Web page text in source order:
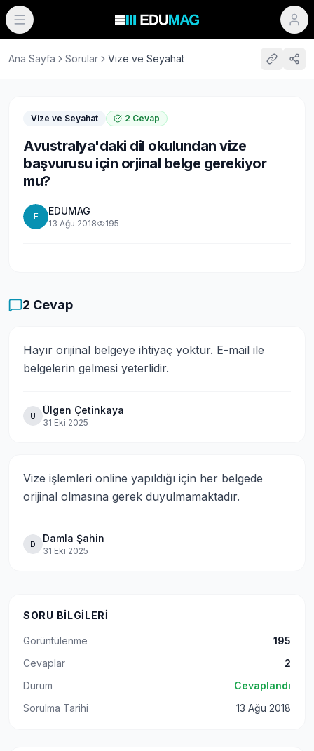
Ana Sayfa Sorular Vize ve Seyahat
Vize ve Seyahat 2 Cevap
Avustralya'daki dil okulundan vize
başvurusu için orjinal belge gerekiyor
mu?
E EDUMAG
13 Ağu 2018 195
2 Cevap
Hayır orijinal belgeye ihtiyaç yoktur. E-mail ile
belgelerin gelmesi yeterlidir.
Ü Ülgen Çetinkaya
31 Eki 2025
Vize işlemleri online yapıldığı için her belgede
orijinal olmasına gerek duyulmamaktadır.
D Damla Şahin
31 Eki 2025
SORU BILGILERI
Görüntülenme
195
Cevaplar
2
Durum
Cevaplandı
Sorulma Tarihi
13 Ağu 2018